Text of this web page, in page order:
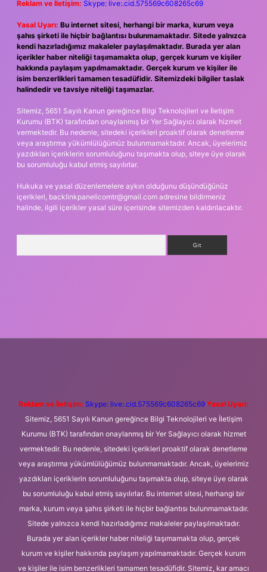
Reklam ve İletişim: Skype: live:.cid.575569c608265c69
Yasal Uyarı: Bu internet sitesi, herhangi bir marka, kurum veya
şahıs şirketi ile hiçbir bağlantısı bulunmamaktadır. Sitede yalnızca
kendi hazırladığımız makaleler paylaşılmaktadır. Burada yer alan
içerikler haber niteliği taşımamakta olup, gerçek kurum ve kişiler
hakkında paylaşım yapılmamaktadır. Gerçek kurum ve kişiler ile
isim benzerlikleri tamamen tesadüfidir. Sitemizdeki bilgiler taslak
halindedir ve tavsiye niteliği taşımazlar.
Sitemiz, 5651 Sayılı Kanun gereğince Bilgi Teknolojileri ve İletişim
Kurumu (BTK) tarafından onaylanmış bir Yer Sağlayıcı olarak hizmet
vermektedir. Bu nedenle, sitedeki içerikleri proaktif olarak denetleme
veya araştırma yükümlülüğümüz bulunmamaktadır. Ancak, üyelerimiz
yazdıkları içeriklerin sorumluluğunu taşımakta olup, siteye üye olarak
bu sorumluluğu kabul etmiş sayılırlar.
Hukuka ve yasal düzenlemelere aykırı olduğunu düşündüğünüz
içerikleri, backlinkpanelicomtr@gmail.com adresine bildirmeniz
halinde, ilgili içerikler yasal süre içerisinde sitemizden kaldırılacaktır.
Reklam ve İletişim: Skype: live:.cid.575569c608265c69 Yasal Uyarı:
Sitemiz, 5651 Sayılı Kanun gereğince Bilgi Teknolojileri ve İletişim
Kurumu (BTK) tarafından onaylanmış bir Yer Sağlayıcı olarak hizmet
vermektedir. Bu nedenle, sitedeki içerikleri proaktif olarak denetleme
veya araştırma yükümlülüğümüz bulunmamaktadır. Ancak, üyelerimiz
yazdıkları içeriklerin sorumluluğunu taşımakta olup, siteye üye olarak
bu sorumluluğu kabul etmiş sayılırlar. Bu internet sitesi, herhangi bir
marka, kurum veya şahıs şirketi ile hiçbir bağlantısı bulunmamaktadır.
Sitede yalnızca kendi hazırladığımız makaleler paylaşılmaktadır.
Burada yer alan içerikler haber niteliği taşımamakta olup, gerçek
kurum ve kişiler hakkında paylaşım yapılmamaktadır. Gerçek kurum
ve kişiler ile isim benzerlikleri tamamen tesadüfidir. Sitemiz, kar amacı